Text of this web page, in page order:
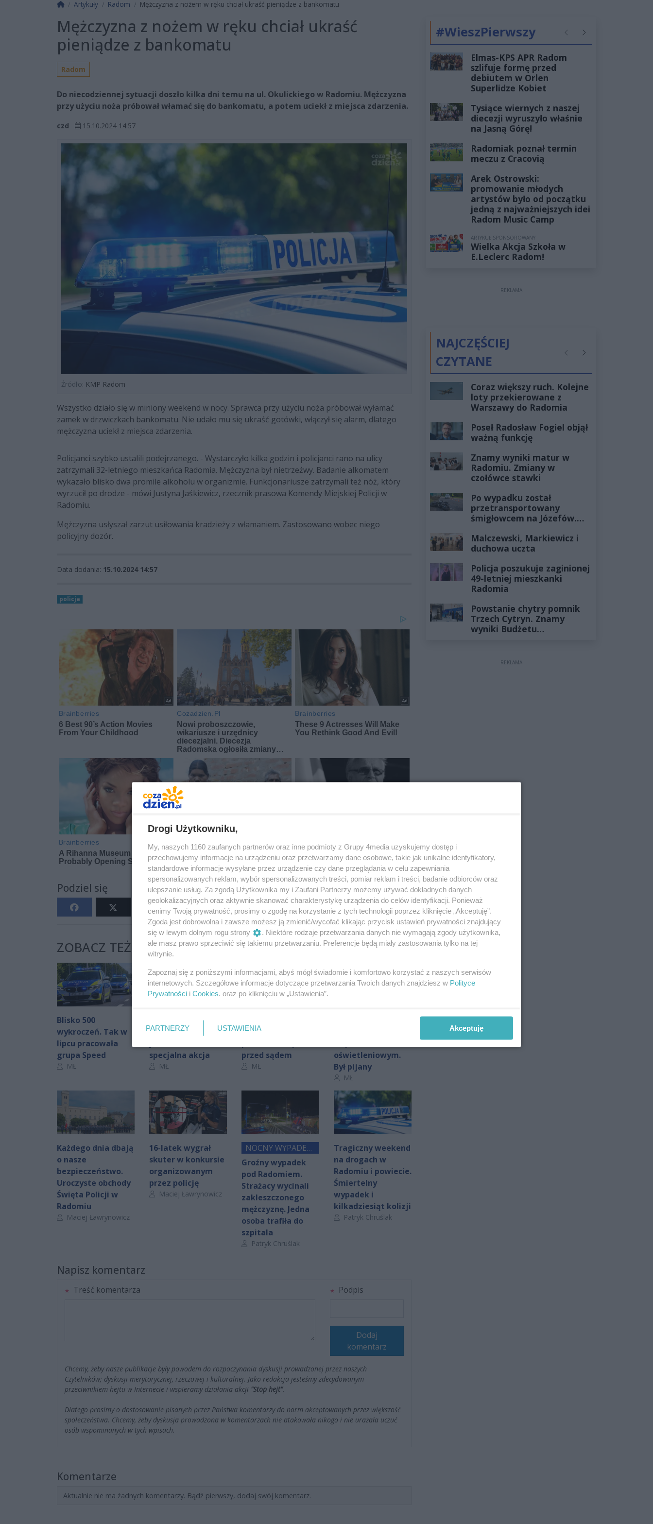
Strona główna
Artykuły Radom Mężczyzna z nożem w ręku chciał ukraść pieniądze z bankomatu
Mężczyzna z nożem w ręku chciał ukraść
pieniądze z bankomatu
Radom
Do niecodziennej sytuacji doszło kilka dni temu na ul. Okulickiego w Radomiu. Mężczyzna
przy użyciu noża próbował włamać się do bankomatu, a potem uciekł z miejsca zdarzenia.
czd 15.10.2024 14:57
Źródło: KMP Radom
Wszystko działo się w miniony weekend w nocy. Sprawca przy użyciu noża próbował wyłamać
zamek w drzwiczkach bankomatu. Nie udało mu się ukraść gotówki, włączył się alarm, dlatego
mężczyzna uciekł z miejsca zdarzenia.
Policjanci szybko ustalili podejrzanego. - Wystarczyło kilka godzin i policjanci rano na ulicy
zatrzymali 32-letniego mieszkańca Radomia. Mężczyzna był nietrzeźwy. Badanie alkomatem
wykazało blisko dwa promile alkoholu w organizmie. Funkcjonariusze zatrzymali też nóż, który
wyrzucił po drodze - mówi Justyna Jaśkiewicz, rzecznik prasowa Komendy Miejskiej Policji w
Radomiu.
Mężczyzna usłyszał zarzut usiłowania kradzieży z włamaniem. Zastosowano wobec niego
policyjny dozór.
Data dodania: 15.10.2024 14:57
policja
Podziel się Oceń
ZOBACZ TEŻ:
Blisko 500
wykroczeń. Tak w
lipcu pracowała
grupa Speed
Autor artykułu:
MŁ
Policjanci polują na
kierowców
specjalna akcja
Autor artykułu:
MŁ
alkoholu i wiózł
przed sądem
Autor artykułu:
MŁ
oświetleniowym.
Był pijany
Autor artykułu:
MŁ
Każdego dnia dbają
o nasze
bezpieczeństwo.
Uroczyste obchody
Święta Policji w
Radomiu
Autor artykułu:
Maciej Ławrynowicz
16-latek wygrał
skuter w konkursie
organizowanym
przez policję
Autor artykułu:
Maciej Ławrynowicz
NOCNY WYPADEK
POD RADOMIEM
Groźny wypadek
pod Radomiem.
Strażacy wycinali
zakleszczonego
mężczyznę. Jedna
osoba trafiła do
szpitala
Autor artykułu:
Patryk Chruślak
Tragiczny weekend
na drogach w
Radomiu i powiecie.
Śmiertelny
wypadek i
kilkadziesiąt kolizji
Autor artykułu:
Patryk Chruślak
Napisz komentarz
Treść komentarza Podpis
Dodaj
komentarz
Chcemy, żeby nasze publikacje były powodem do rozpoczynania dyskusji prowadzonej przez naszych
Czytelników; dyskusji merytorycznej, rzeczowej i kulturalnej. Jako redakcja jesteśmy zdecydowanym
przeciwnikiem hejtu w Internecie i wspieramy działania akcji "Stop hejt".
Dlatego prosimy o dostosowanie pisanych przez Państwa komentarzy do norm akceptowanych przez większość
społeczeństwa. Chcemy, żeby dyskusja prowadzona w komentarzach nie atakowała nikogo i nie urażała uczuć
osób wspominanych w tych wpisach.
Komentarze
Aktualnie nie ma żadnych komentarzy. Bądź pierwszy, dodaj swój komentarz.
#WieszPierwszy PoprzednieNastępne
Elmas-KPS APR Radom
szlifuje formę przed
debiutem w Orlen
Superlidze Kobiet
Tysiące wiernych z naszej
diecezji wyruszyło właśnie
na Jasną Górę!
Radomiak poznał termin
meczu z Cracovią
Arek Ostrowski:
promowanie młodych
artystów było od początku
jedną z najważniejszych idei
Radom Music Camp
ARTYKUŁ SPONSOROWANY
Wielka Akcja Szkoła w
E.Leclerc Radom!
REKLAMA
NAJCZĘŚCIEJ
CZYTANE
PoprzednieNastępne
Coraz większy ruch. Kolejne
loty przekierowane z
Warszawy do Radomia
Poseł Radosław Fogiel objął
ważną funkcję
Znamy wyniki matur w
Radomiu. Zmiany w
czołówce stawki
Po wypadku został
przetransportowany
śmigłowcem na Józefów.
żyłach
Malczewski, Markiewicz i
duchowa uczta
Policja poszukuje zaginionej
49-letniej mieszkanki
Radomia
Powstanie chytry pomnik
Trzech Cytryn. Znamy
wyniki Budżetu
REKLAMA
Drogi Użytkowniku,
My, naszych 1160 zaufanych partnerów oraz inne podmioty z Grupy 4media uzyskujemy dostęp i
przechowujemy informacje na urządzeniu oraz przetwarzamy dane osobowe, takie jak unikalne identyfikatory,
standardowe informacje wysyłane przez urządzenie czy dane przeglądania w celu zapewniania
spersonalizowanych reklam, wybór spersonalizowanych treści, pomiar reklam i treści, badanie odbiorców oraz
ulepszanie usług. Za zgodą Użytkownika my i Zaufani Partnerzy możemy używać dokładnych danych
geolokalizacyjnych oraz aktywnie skanować charakterystykę urządzenia do celów identyfikacji. Ponieważ
cenimy Twoją prywatność, prosimy o zgodę na korzystanie z tych technologii poprzez kliknięcie „Akceptuję”.
Zgoda jest dobrowolna i zawsze możesz ją zmienić/wycofać klikając przycisk ustawień prywatności znajdujący
się w lewym dolnym rogu strony
. Niektóre rodzaje przetwarzania danych nie wymagają zgody użytkownika,
ale masz prawo sprzeciwić się takiemu przetwarzaniu. Preferencje będą miały zastosowania tylko na tej
witrynie.
Zapoznaj się z poniższymi informacjami, abyś mógł świadomie i komfortowo korzystać z naszych serwisów
internetowych. Szczegółowe informacje dotyczące przetwarzania Twoich danych znajdziesz w Polityce
Prywatności i Cookies. oraz po kliknięciu w „Ustawienia”.
PARTNERZY USTAWIENIA Akceptuję